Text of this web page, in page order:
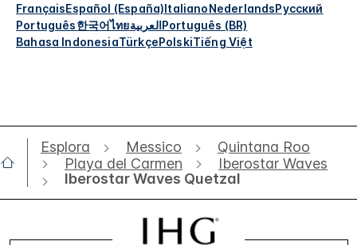
FrançaisEspañol (España)ItalianoNederlandsРусский
Português한국어ไทยالعربيةPortuguês (BR)
Bahasa IndonesiaTürkçePolskiTiếng Việt
Esplora Messico
Quintana Roo
Playa del Carmen
Iberostar Waves
Iberostar Waves Quetzal